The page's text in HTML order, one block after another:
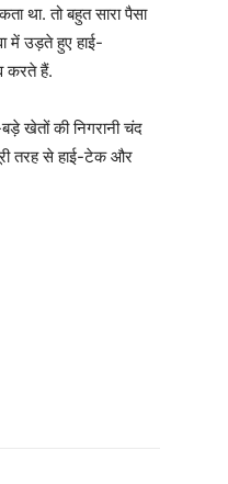
था. तो बहुत सारा पैसा
में उड़ते हुए हाई-
करते हैं.
खेतों की निगरानी चंद
तरह से हाई-टेक और